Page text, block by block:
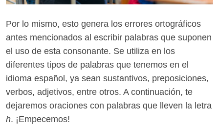
Por lo mismo, esto genera los errores ortográficos
antes mencionados al escribir palabras que suponen
el uso de esta consonante. Se utiliza en los
diferentes tipos de palabras que tenemos en el
idioma español, ya sean sustantivos, preposiciones,
verbos, adjetivos, entre otros. A continuación, te
dejaremos oraciones con palabras que lleven la letra
h. ¡Empecemos!